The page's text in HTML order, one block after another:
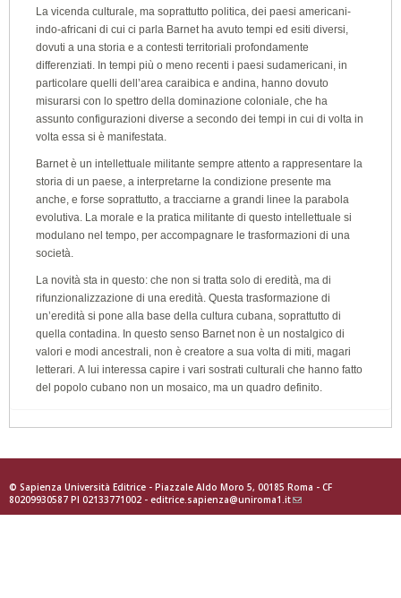
La vicenda culturale, ma soprattutto politica, dei paesi americani-
indo-africani di cui ci parla Barnet ha avuto tempi ed esiti diversi,
dovuti a una storia e a contesti territoriali profondamente
differenziati. In tempi più o meno recenti i paesi sudamericani, in
particolare quelli dell’area caraibica e andina, hanno dovuto
misurarsi con lo spettro della dominazione coloniale, che ha
assunto configurazioni diverse a secondo dei tempi in cui di volta in
volta essa si è manifestata.
Barnet è un intellettuale militante sempre attento a rappresentare la
storia di un paese, a interpretarne la condizione presente ma
anche, e forse soprattutto, a tracciarne a grandi linee la parabola
evolutiva. La morale e la pratica militante di questo intellettuale si
modulano nel tempo, per accompagnare le trasformazioni di una
società.
La novità sta in questo: che non si tratta solo di eredità, ma di
rifunzionalizzazione di una eredità. Questa trasformazione di
un’eredità si pone alla base della cultura cubana, soprattutto di
quella contadina. In questo senso Barnet non è un nostalgico di
valori e modi ancestrali, non è creatore a sua volta di miti, magari
letterari. A lui interessa capire i vari sostrati culturali che hanno fatto
del popolo cubano non un mosaico, ma un quadro definito.
© Sapienza Università Editrice - Piazzale Aldo Moro 5, 00185 Roma - CF
80209930587 PI 02133771002 - editrice.sapienza@uniroma1.it(link
sends